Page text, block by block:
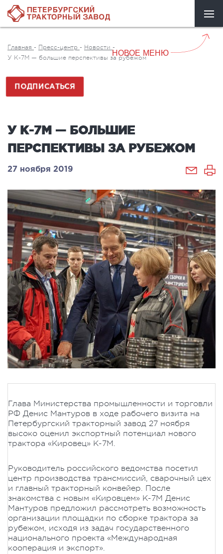
НОВОЕ МЕНЮ
Главная - Пресс-центр - Новости -
У К-7М — большие перспективы за рубежом
ПОДПИСАТЬСЯ
У К-7М — БОЛЬШИЕ
ПЕРСПЕКТИВЫ ЗА РУБЕЖОМ
27 ноября 2019
Глава Министерства промышленности и торговли
РФ Денис Мантуров в ходе рабочего визита на
Петербургский тракторный завод 27 ноября
высоко оценил экспортный потенциал нового
трактора «Кировец» К-7М.
Руководитель российского ведомства посетил
центр производства трансмиссий, сварочный цех
и главный тракторный конвейер. После
знакомства с новым «Кировцем» К-7М Денис
Мантуров предложил рассмотреть возможность
организации площадки по сборке трактора за
рубежом, исходя из задач государственного
национального проекта «Международная
кооперация и экспорт».